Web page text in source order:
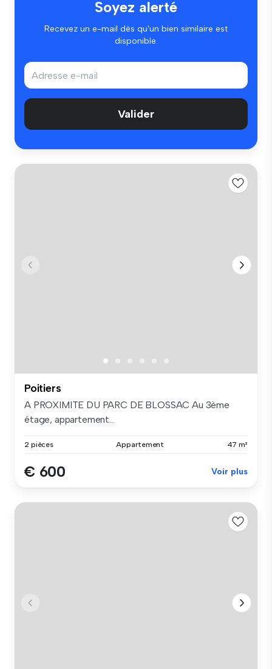
Soyez alerté
Recevez un e-mail dès qu'un bien similaire est
disponible.
Valider
Poitiers
A PROXIMITE DU PARC DE BLOSSAC Au 3ème
étage, appartement...
2 pièces Appartement 47 m²
€ 600 Voir plus